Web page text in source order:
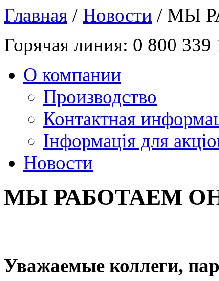
Главная / Новости / МЫ
Горячая линия: 0 800 339
О компании
Производство
Контактная
Інформація для
Новости
МЫ РАБОТАЕМ
Уважаемые коллеги,